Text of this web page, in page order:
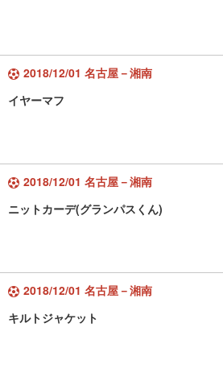
2018/12/01 名古屋－湘南
イヤーマフ
2018/12/01 名古屋－湘南
ニットカーデ(グランパスくん)
2018/12/01 名古屋－湘南
キルトジャケット